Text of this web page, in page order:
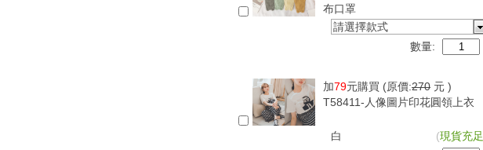
布口罩
請選擇款式
數量:
加79元購買 (原價:270 元 )
T58411-人像圖片印花圓領上衣
白 (現貨充足